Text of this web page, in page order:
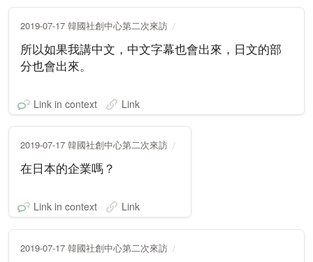
2019-07-17 韓國社創中心第二次來訪
所以如果我講中文，中文字幕也會出來，日文的部
分也會出來。
Link in context Link
2019-07-17 韓國社創中心第二次來訪
在日本的企業嗎？
Link in context Link
2019-07-17 韓國社創中心第二次來訪